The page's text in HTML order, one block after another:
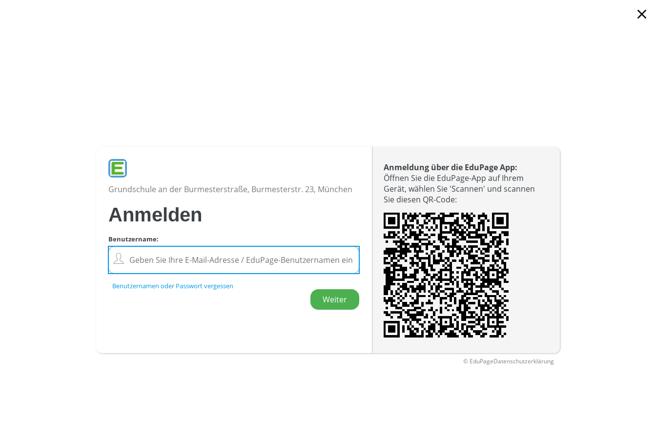
Grundschule an der Burmesterstraße, Burmesterstr. 23, München
close
Anmelden
Benutzername:
Benutzernamen oder Passwort vergessen
Anmeldung über die EduPage App:
Öffnen Sie die EduPage-App auf Ihrem
Gerät, wählen Sie 'Scannen' und scannen
Sie diesen QR-Code:
© EduPageDatenschutzerklärung